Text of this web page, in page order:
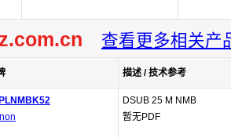
查看更多相关产
描述 / 技术参考
DSUB 25 M NMB
暂无PDF